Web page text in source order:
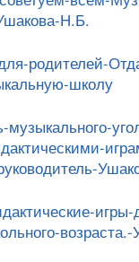
Н.Б.
родителей-
школу
музыкального-
игры-